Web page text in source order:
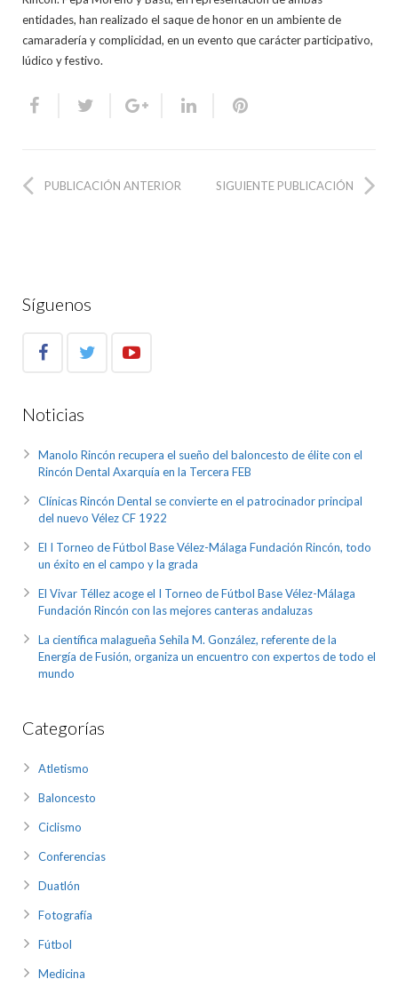
entidades, han realizado el saque de honor en un ambiente de
camaradería y complicidad, en un evento que carácter participativo,
lúdico y festivo.
PUBLICACIÓN ANTERIOR SIGUIENTE PUBLICACIÓN
Síguenos
Noticias
Manolo Rincón recupera el sueño del baloncesto de élite con el
Rincón Dental Axarquía en la Tercera FEB
Clínicas Rincón Dental se convierte en el patrocinador principal
del nuevo Vélez CF 1922
El I Torneo de Fútbol Base Vélez-Málaga Fundación Rincón, todo
un éxito en el campo y la grada
El Vivar Téllez acoge el I Torneo de Fútbol Base Vélez-Málaga
Fundación Rincón con las mejores canteras andaluzas
La científica malagueña Sehila M. González, referente de la
Energía de Fusión, organiza un encuentro con expertos de todo el
mundo
Categorías
Atletismo
Baloncesto
Ciclismo
Conferencias
Duatlón
Fotografía
Fútbol
Medicina